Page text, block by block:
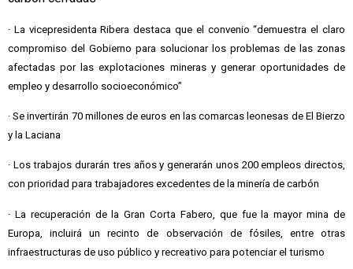
· La vicepresidenta Ribera destaca que el convenio “demuestra el claro
compromiso del Gobierno para solucionar los problemas de las zonas
afectadas por las explotaciones mineras y generar oportunidades de
empleo y desarrollo socioeconómico”
· Se invertirán 70 millones de euros en las comarcas leonesas de El Bierzo
y la Laciana
· Los trabajos durarán tres años y generarán unos 200 empleos directos,
con prioridad para trabajadores excedentes de la minería de carbón
· La recuperación de la Gran Corta Fabero, que fue la mayor mina de
Europa, incluirá un recinto de observación de fósiles, entre otras
infraestructuras de uso público y recreativo para potenciar el turismo